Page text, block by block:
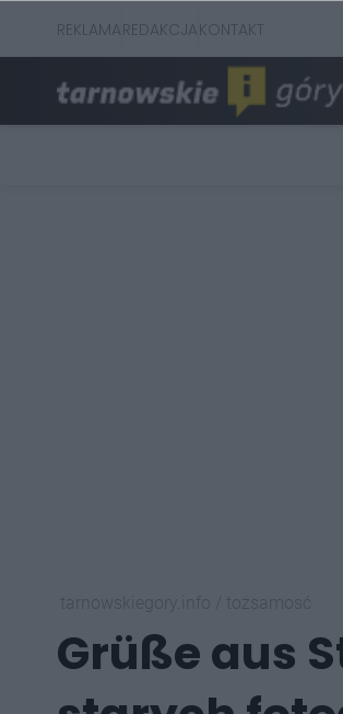
REKLAMAREDAKCJAKONTAKT
Grüße aus